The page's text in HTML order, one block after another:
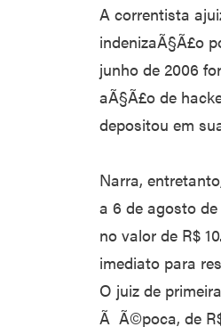
A correntista
indenizaÃ§Ã£o
junho de 2006
aÃ§Ã£o de
depositou em
Narra,
a 6 de agosto
no valor de R$
imediato para
O juiz de
Ã Ã©poca, de